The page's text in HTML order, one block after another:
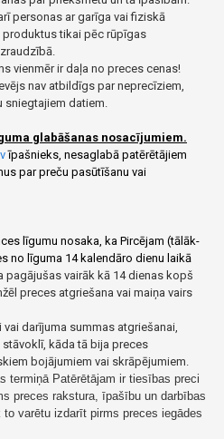
personas ar garīga vai fiziskā
produktus tikai pēc rūpīgas
vienmēr ir daļa no preces cenas!
nav atbildīgs par neprecīziem,
sniegtajiem datiem.
glabāšanas nosacījumiem.
īpašnieks, nesaglabā patērētājiem
par preču pasūtīšanu vai
līgumu nosaka, ka Pircējam (tālāk-
no līguma 14 kalendāro dienu laikā
pagājušas vairāk kā 14 dienas kopš
preces atgriešana vai maiņa vairs
darījuma summas atgriešanai,
kāda tā bija preces
bojājumiem vai skrāpējumiem.
termiņā Patērētājam ir tiesības preci
preces rakstura, īpašību un darbības
varētu izdarīt pirms preces iegādes